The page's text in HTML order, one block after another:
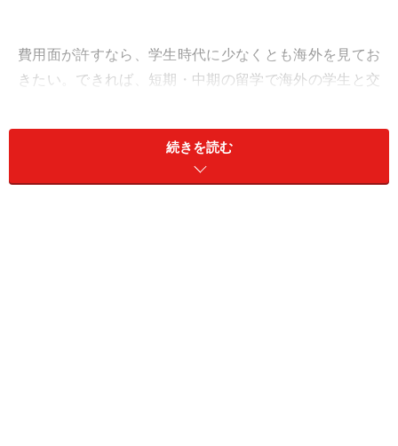
費用面が許すなら、学生時代に少なくとも海外を見てお
きたい。できれば、短期・中期の留学で海外の学生と交
す。
では、その費用はどのように手当てすればよいのでしょ
続きを読む